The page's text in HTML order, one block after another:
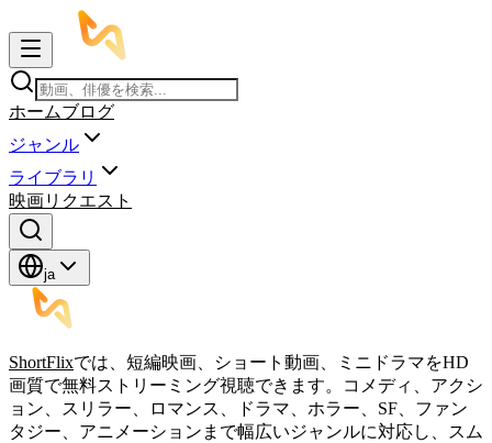
ホームブログ
ジャンル
ライブラリ
映画リクエスト
ja
ShortFlixでは、短編映画、ショート動画、ミニドラマをHD
画質で無料ストリーミング視聴できます。コメディ、アクシ
ョン、スリラー、ロマンス、ドラマ、ホラー、SF、ファン
タジー、アニメーションまで幅広いジャンルに対応し、スム